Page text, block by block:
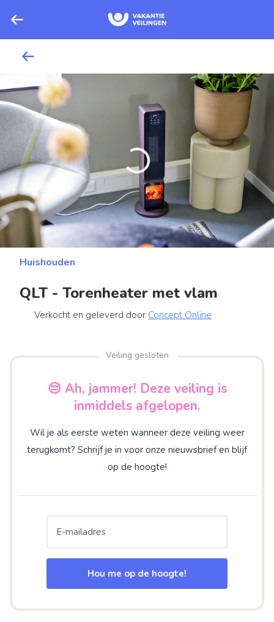
Huishouden
QLT - Torenheater met vlam
Verkocht en geleverd door Concept Online
Veiling gesloten
😔 Ah, jammer! Deze veiling is
inmiddels afgelopen.
Wil je als eerste weten wanneer deze veiling weer
terugkomt? Schrijf je in voor onze nieuwsbrief en blijf
op de hoogte!
Hou me op de hoogte!